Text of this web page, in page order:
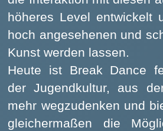
höheres Level entwickelt
hoch angesehenen und
Kunst werden lassen.
Heute ist Break Dance
der Jugendkultur, aus
mehr wegzudenken und
gleichermaßen die